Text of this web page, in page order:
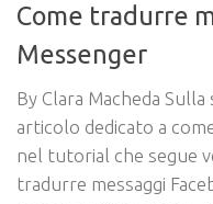
Come tradurre
Messenger
By Clara Macheda
articolo dedicato a
nel tutorial che segue
tradurre messaggi